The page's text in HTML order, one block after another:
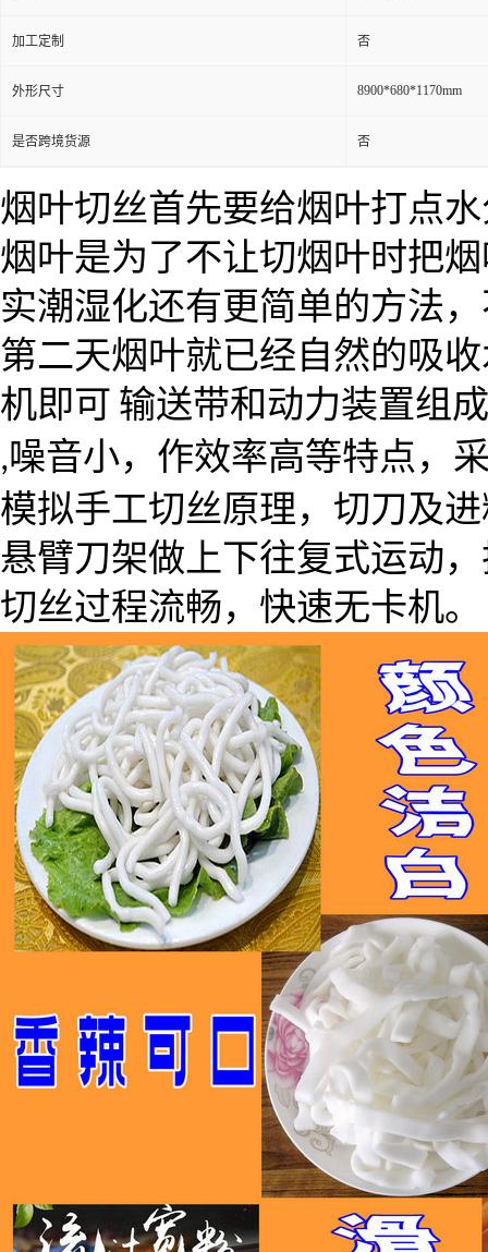
加工定制 否
外形尺寸 8900*680*1170mm
是否跨境货源 否
烟叶切丝首先要给烟叶打点
烟叶是为了不让切烟叶时把
实潮湿化还有更简单的方法
第二天烟叶就已经自然的吸
机即可 输送带和动力装置组
,噪音小，作效率高等特点，
模拟手工切丝原理，切刀及
悬臂刀架做上下往复式运动
切丝过程流畅，快速无卡机。